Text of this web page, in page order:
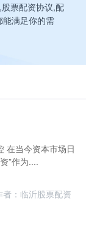
票配资协议,配
能满足你的需
在当今资本市场日
”作为....
者：临沂股票配资